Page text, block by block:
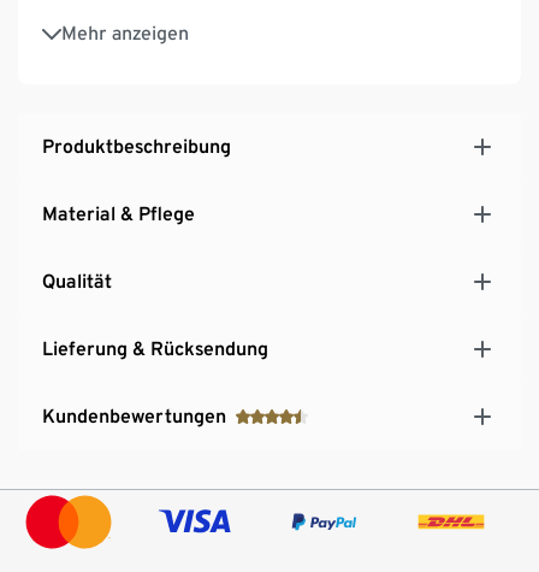
Mehr anzeigen
Mit Reißverschluss
Maschinenwaschbar und trocknergeeignet
Produktbeschreibung
Material & Pflege
Qualität
Lieferung & Rücksendung
Kundenbewertungen